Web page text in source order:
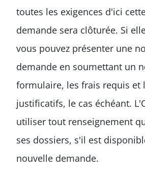
toutes les exigences d'ici
demande sera clôturée. Si
vous pouvez présenter une
demande en soumettant un
formulaire, les frais requis et
justificatifs, le cas échéant.
utiliser tout renseignement
ses dossiers, s'il est
nouvelle demande.